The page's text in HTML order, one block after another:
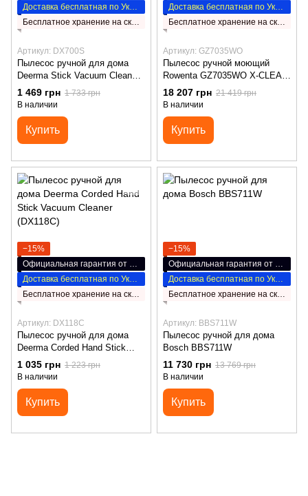
Артикул: DX700S
Пылесос ручной для дома
Deerma Stick Vacuum Cleaner
Cord Gray (DX700S)
1 469 грн 1 733 грн
В наличии
Купить
Артикул: GZ7035WO
Пылесос ручной моющий
Rowenta GZ7035WO X-CLEAN
10
18 207 грн 21 419 грн
В наличии
Купить
−15%
Артикул: DX118C
Пылесос ручной для дома
Deerma Corded Hand Stick
Vacuum Cleaner (DX118C)
1 035 грн 1 223 грн
В наличии
Купить
−15%
Артикул: BBS711W
Пылесос ручной для дома
Bosch BBS711W
11 730 грн 13 769 грн
В наличии
Купить